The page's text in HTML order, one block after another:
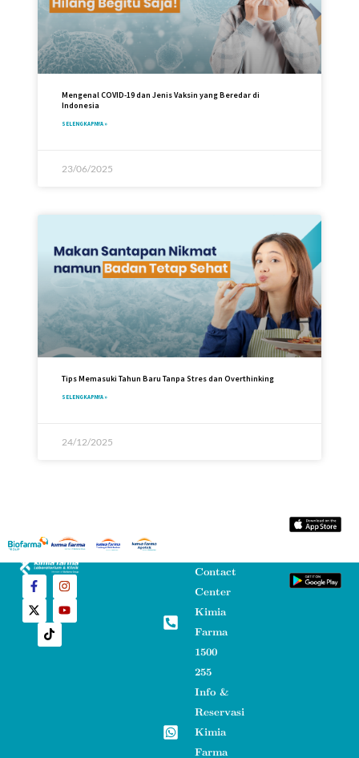
Mengenal COVID-19 dan Jenis Vaksin yang Beredar di
Indonesia
SELENGKAPNYA »
23/06/2025
Tips Memasuki Tahun Baru Tanpa Stres dan Overthinking
SELENGKAPNYA »
24/12/2025
Contact
Center
Kimia
Farma
1500
255
Info &
Reservasi
Kimia
Farma